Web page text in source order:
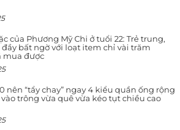
của Phương Mỹ Chi ở tuổi 22: Trẻ trung,
đầy bất ngờ với loạt item chỉ vài trăm
mua được
nên “tẩy chay” ngay 4 kiểu quần ống rộng
vào trông vừa quê vừa kéo tụt chiều cao